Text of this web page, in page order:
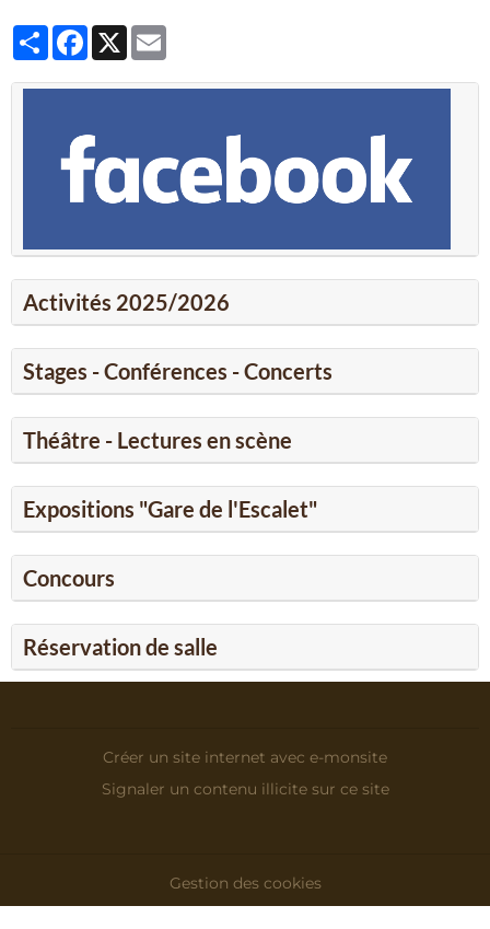
PartagerFacebook
X
Activités 2025/2026
Stages - Conférences - Concerts
Théâtre - Lectures en scène
Expositions "Gare de l'Escalet"
Concours
Réservation de salle
Créer un site internet avec e-monsite
Signaler un contenu illicite sur ce site
Gestion des cookies